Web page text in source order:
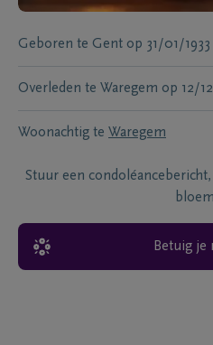
Geboren te Gent op 31/01/1933
Overleden te Waregem op 12/
Woonachtig te Waregem
Stuur een
Betuig je